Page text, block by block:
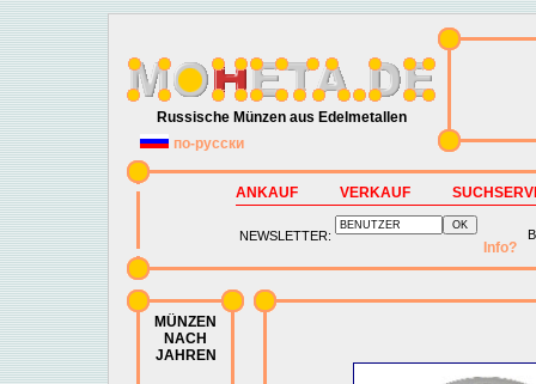
Russische Münzen aus Edelmetallen
по-русски
ANKAUF VERKAUF
NEWSLETTER:
Info?
MÜNZEN
NACH
JAHREN